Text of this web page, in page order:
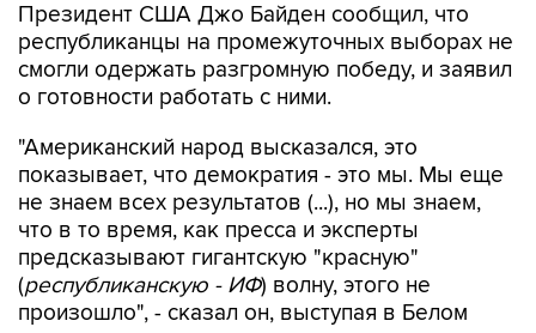
Президент США Джо Байден сообщил, что
республиканцы на промежуточных выборах не
смогли одержать разгромную победу, и заявил
о готовности работать с ними.
"Американский народ высказался, это
показывает, что демократия - это мы. Мы еще
не знаем всех результатов (...), но мы знаем,
что в то время, как пресса и эксперты
предсказывают гигантскую "красную"
(республиканскую - ИФ) волну, этого не
произошло", - сказал он, выступая в Белом